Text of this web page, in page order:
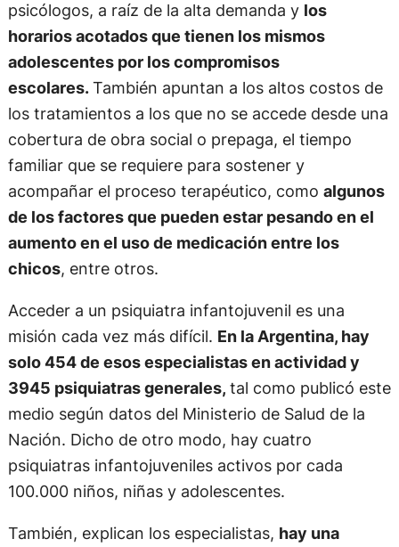
psicólogos, a raíz de la alta demanda y los
horarios acotados que tienen los mismos
adolescentes por los compromisos
escolares.También apuntan a los altos costos de
los tratamientos a los que no se accede desde una
cobertura de obra social o prepaga, el tiempo
familiar que se requiere para sostener y
acompañar el proceso terapéutico, como algunos
de los factores que pueden estar pesando en el
aumento en el uso de medicación entre los
chicos, entre otros.
Acceder a un psiquiatra infantojuvenil es una
misión cada vez más difícil. En la Argentina, hay
solo 454 de esos especialistas en actividad y
3945 psiquiatras generales, tal como publicó este
medio según datos del Ministerio de Salud de la
Nación. Dicho de otro modo, hay cuatro
psiquiatras infantojuveniles activos por cada
100.000 niños, niñas y adolescentes.
También, explican los especialistas, hay una